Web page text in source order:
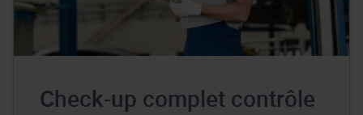
Check-up complet contrôle